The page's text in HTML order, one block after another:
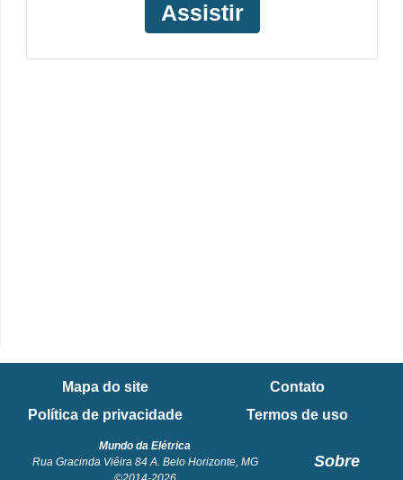
Assistir
Mapa do site
Contato
Política de privacidade
Termos de uso
Mundo da Elétrica
Rua Gracinda Viêira 84 A. Belo Horizonte, MG
Sobre